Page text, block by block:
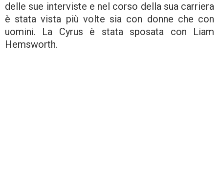
delle sue interviste e nel corso della sua carriera
è stata vista più volte sia con donne che con
uomini. La Cyrus è stata sposata con Liam
Hemsworth.